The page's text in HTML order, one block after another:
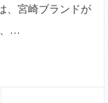
、宮崎ブランドが
…